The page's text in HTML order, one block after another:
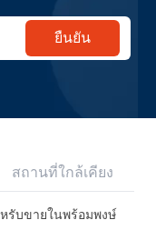
ยืนยัน
สถานที่ใกล้เคียง
รับขายในพร้อมพงษ์